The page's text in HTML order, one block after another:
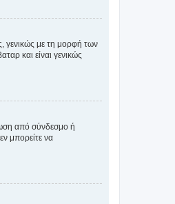
γενικώς με τη μορφή των
και είναι γενικώς
από σύνδεσμο ή
μπορείτε να